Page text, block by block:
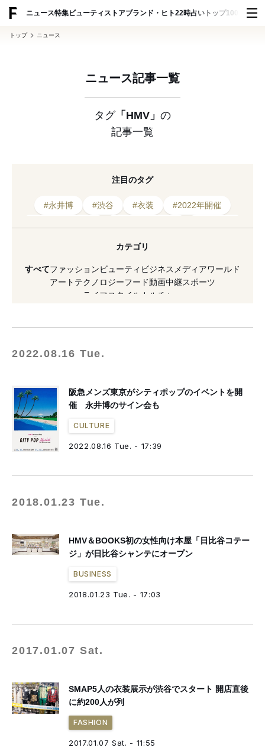
ニュース特集ビューティ ストアブランド・ヒト22時占い トップ100 スナッ
トップ ニュース
ニュース記事一覧
タグ「HMV」 の
記事一覧
注目のタグ
#永井博 #渋谷 #衣装
#2022年開催
#書籍 #展示
#フォーエバー 21
#ポップアップ
カテゴリ
すべてファッションビューティ ビジネス メディアワールド
アート テクノロジーフード動画中継スポーツ
ライフスタイル
カルチャー
2022.08.16 Tue.
阪急メンズ東京がシティポップのイベントを開
催 永井博のサイン会も
CULTURE
2022.08.16 Tue. - 17:39
2018.01.23 Tue.
HMV＆BOOKS初の女性向け本屋「日比谷コテー
ジ」が日比谷シャンテにオープン
BUSINESS
2018.01.23 Tue. - 17:03
2017.01.07 Sat.
SMAP5人の衣装展示が渋谷でスタート 開店直後
に約200人が列
FASHION
2017.01.07 Sat. - 11:55